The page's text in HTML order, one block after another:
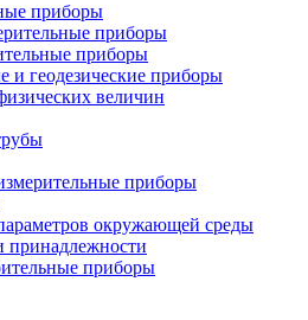
приборы
приборы
приборы
и геодезические приборы
величин
приборы
окружающей среды
принадлежности
приборы